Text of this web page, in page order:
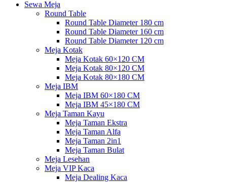
Sewa Meja
Round Table
Round Table Diameter 180 cm
Round Table Diameter 160 cm
Round Table Diameter 120 cm
Meja Kotak
Meja Kotak 60×120 CM
Meja Kotak 80×120 CM
Meja Kotak 80×180 CM
Meja IBM
Meja IBM 60×180 CM
Meja IBM 45×180 CM
Meja Taman Kayu
Meja Taman Ekstra
Meja Taman Alfa
Meja Taman 2in1
Meja Taman Bulat
Meja Lesehan
Meja VIP Kaca
Meja Dealing Kaca